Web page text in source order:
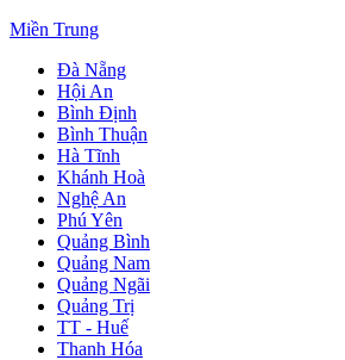
Miền Trung
Đà Nẵng
Hội An
Bình Định
Bình Thuận
Hà Tĩnh
Khánh Hoà
Nghệ An
Phú Yên
Quảng Bình
Quảng Nam
Quảng Ngãi
Quảng Trị
TT - Huế
Thanh Hóa